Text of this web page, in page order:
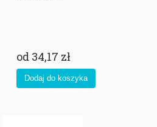
od 34,17 zł